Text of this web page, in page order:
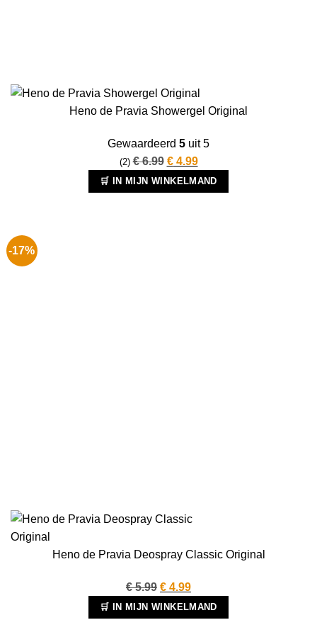
Heno de Pravia Showergel Original
Gewaardeerd 5 uit 5
(2) €6.99 Oorspronkelijke
prijs
was:
€4.99Huidige
prijs
is:
🛒 IN MIJN WINKELMAND
-17%
Heno de Pravia Deospray Classic Original
€5.99 Oorspronkelijke
prijs
€ 4.99Huidige
prijs
🛒 IN MIJN WINKELMAND